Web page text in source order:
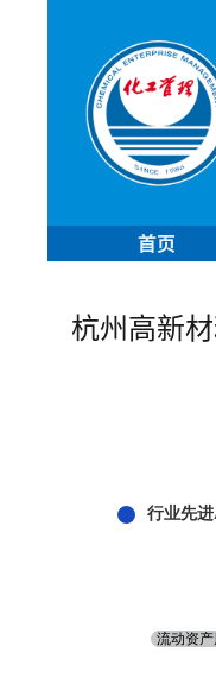
首页
杭州高新